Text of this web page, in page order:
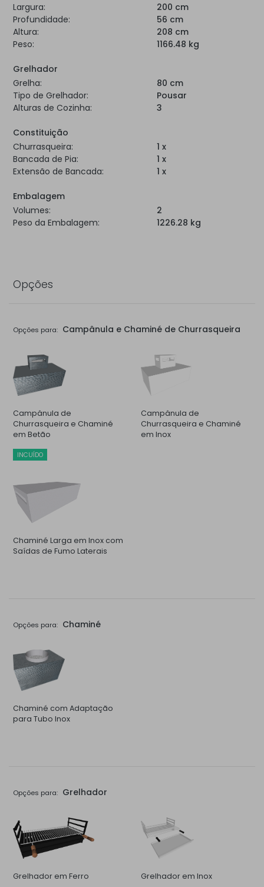
Largura:
200 cm
Profundidade:
56 cm
Altura:
208 cm
Peso:
1166.48 kg
Grelhador
Grelha:
80 cm
Tipo de Grelhador:
Pousar
Alturas de Cozinha:
3
Constituição
Churrasqueira:
1 x
Bancada de Pia:
1 x
Extensão de Bancada:
1 x
Embalagem
Volumes:
2
Peso da Embalagem:
1226.28 kg
Opções
Opções para: Campânula e Chaminé de Churrasqueira
Campânula de
Churrasqueira e Chaminé
em Betão
INCUÍDO
Campânula de
Churrasqueira e Chaminé
em Inox
Chaminé Larga em Inox com
Saídas de Fumo Laterais
Opções para: Chaminé
Chaminé com Adaptação
para Tubo Inox
Opções para: Grelhador
Grelhador em Ferro Grelhador em Inox